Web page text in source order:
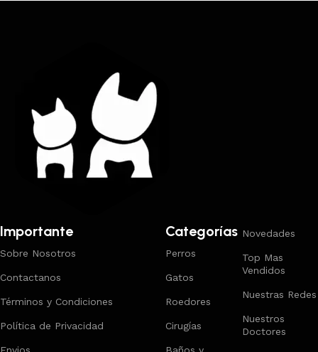
Importante
Sobre Nosotros
Contactanos
Términos y Condiciones
Política de Privacidad
Categorías
Perros
Gatos
Roedores
Cirugías
Novedades
Top Mas
Vendidos
Nuestras Redes
Nuestros
Doctores